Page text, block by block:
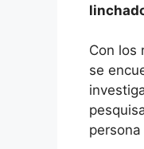
Con los
se